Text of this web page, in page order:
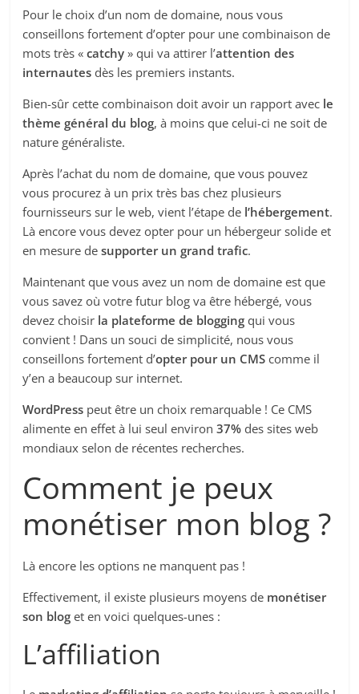
Pour le choix d’un nom de domaine, nous vous
conseillons fortement d’opter pour une combinaison de
mots très «catchy » qui va attirer l’attention des
internautes dès les premiers instants.
Bien-sûr cette combinaison doit avoir un rapport avec le
thème général du blog, à moins que celui-ci ne soit de
nature généraliste.
Après l’achat du nom de domaine, que vous pouvez
vous procurez à un prix très bas chez plusieurs
fournisseurs sur le web, vient l’étape de l’hébergement.
Là encore vous devez opter pour un hébergeur solide et
en mesure desupporter un grand trafic.
Maintenant que vous avez un nom de domaine est que
vous savez où votre futur blog va être hébergé, vous
devez choisir la plateforme de blogging qui vous
convient ! Dans un souci de simplicité, nous vous
conseillons fortement d’opter pour un CMS comme il
y’en a beaucoup sur internet.
WordPress peut être un choix remarquable ! Ce CMS
alimente en effet à lui seul environ37% des sites web
mondiaux selon de récentes recherches.
Comment je peux
monétiser mon blog ?
Là encore les options ne manquent pas !
Effectivement, il existe plusieurs moyens de monétiser
son blog et en voici quelques-unes :
L’affiliation